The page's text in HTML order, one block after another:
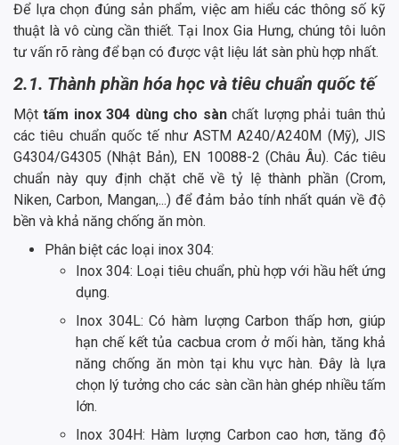
Để lựa chọn đúng sản phẩm, việc am hiểu các thông số kỹ
thuật là vô cùng cần thiết. Tại Inox Gia Hưng, chúng tôi luôn
tư vấn rõ ràng để bạn có được vật liệu lát sàn phù hợp nhất.
2.1. Thành phần hóa học và tiêu chuẩn quốc tế
Mộttấm inox 304 dùng cho sànchất lượng phải tuân thủ
các tiêu chuẩn quốc tế như ASTM A240/A240M (Mỹ), JIS
G4304/G4305 (Nhật Bản), EN 10088-2 (Châu Âu). Các tiêu
chuẩn này quy định chặt chẽ về tỷ lệ thành phần (Crom,
Niken, Carbon, Mangan,...) để đảm bảo tính nhất quán về độ
bền và khả năng chống ăn mòn.
Phân biệt các loại inox 304:
Inox 304: Loại tiêu chuẩn, phù hợp với hầu hết ứng
dụng.
Inox 304L: Có hàm lượng Carbon thấp hơn, giúp
hạn chế kết tủa cacbua crom ở mối hàn, tăng khả
năng chống ăn mòn tại khu vực hàn. Đây là lựa
chọn lý tưởng cho các sàn cần hàn ghép nhiều tấm
lớn.
Inox 304H: Hàm lượng Carbon cao hơn, tăng độ